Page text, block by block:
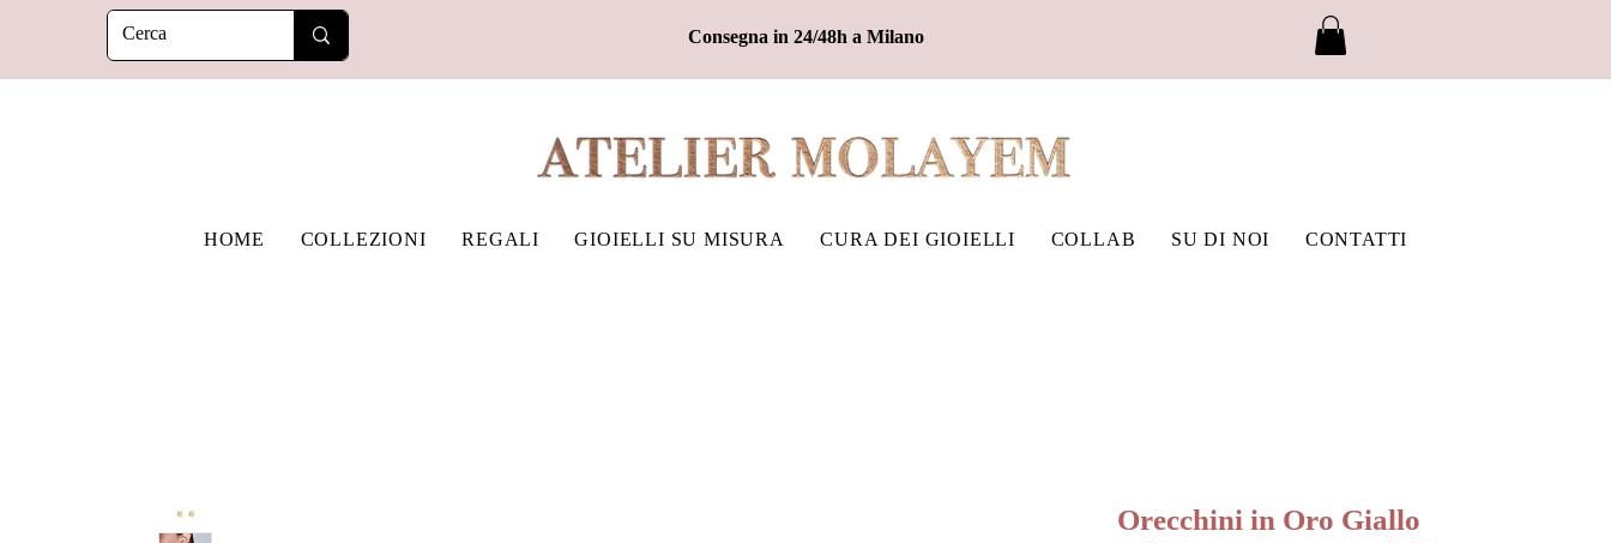
Consegna in 24/48h a Milano
HOME COLLEZIONI REGALI GIOIELLI SU MISURA CURA DEI GIOIELLI COLLAB SU DI NOI CONTATTI
Orecchini in Oro Giallo